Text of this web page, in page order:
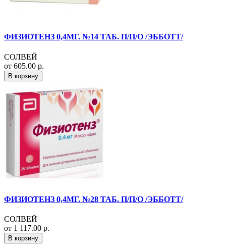
ФИЗИОТЕНЗ 0,4МГ. №14 ТАБ. П/П/О /ЭББОТТ/
СОЛВЕЙ
от 605.00 р.
В корзину
ФИЗИОТЕНЗ 0,4МГ. №28 ТАБ. П/П/О /ЭББОТТ/
СОЛВЕЙ
от 1 117.00 р.
В корзину